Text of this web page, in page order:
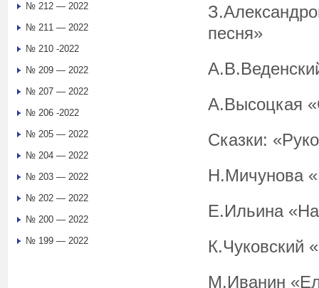
песня»
А.Высоцкая
Сказки:
Н.Мичунова
Е.Ильина
К.Чуковский
М.Иванин
№ 212 — 2022
№ 211 — 2022
№ 210 -2022
№ 209 — 2022
№ 207 — 2022
№ 206 -2022
№ 205 — 2022
№ 204 — 2022
№ 203 — 2022
№ 202 — 2022
№ 200 — 2022
№ 199 — 2022